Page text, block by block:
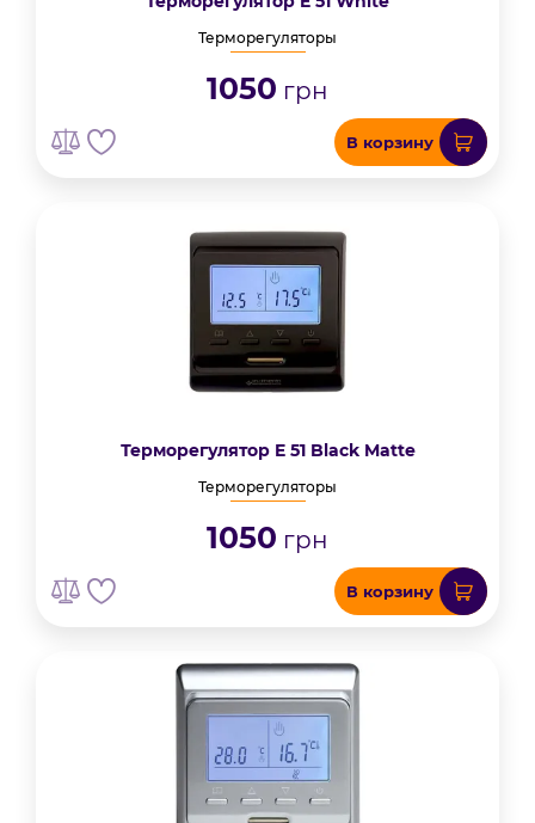
Терморегуляторы
1050 грн
В корзину
Терморегулятор E 51 Black Matte
Терморегуляторы
1050 грн
В корзину